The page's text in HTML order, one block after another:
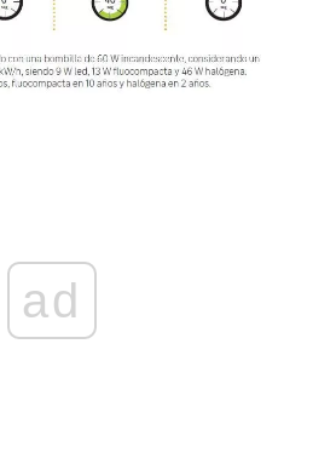
ad